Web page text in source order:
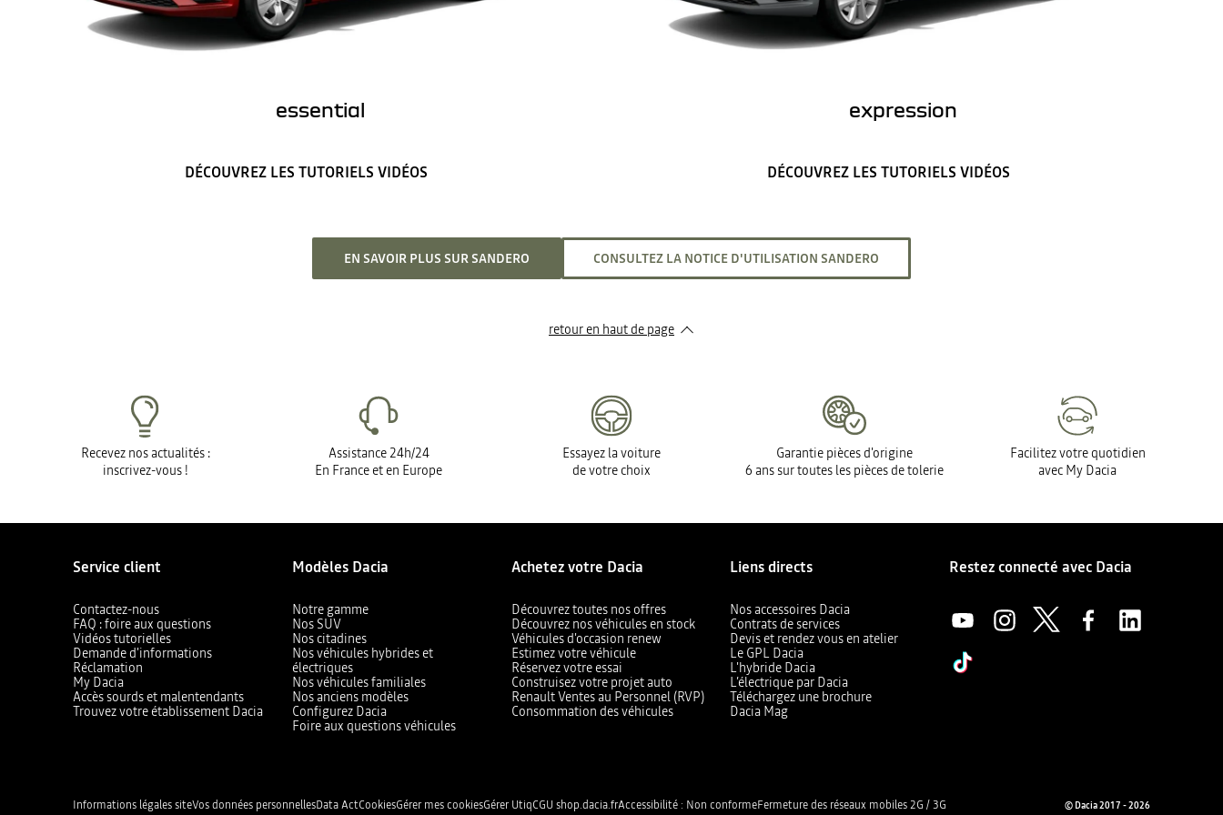
essential
DÉCOUVREZ LES TUTORIELS VIDÉOS
expression
DÉCOUVREZ LES TUTORIELS VIDÉOS
EN SAVOIR PLUS SUR SANDERO CONSULTEZ LA NOTICE D'UTILISATION SANDERO
retour en haut de page​
Recevez nos actualités :
inscrivez-vous !
Assistance 24h/24
En France et en Europe
Essayez la voiture
de votre choix
Garantie pièces d'origine
6 ans sur toutes les pièces de tolerie
Facilitez votre quotidien
avec My Dacia
Service client
Contactez-nous
FAQ : foire aux questions
Vidéos tutorielles
Demande d'informations
Réclamation
My Dacia
Accès sourds et malentendants
Trouvez votre établissement Dacia
Modèles Dacia
Notre gamme
Nos SUV
Nos citadines
Nos véhicules hybrides et
électriques
Nos véhicules familiales
Nos anciens modèles
Configurez Dacia
Foire aux questions véhicules
Achetez votre Dacia
Découvrez toutes nos offres
Découvrez nos véhicules en stock
Véhicules d'occasion renew
Estimez votre véhicule
Réservez votre essai
Construisez votre projet auto
Renault Ventes au Personnel (RVP)
Consommation des véhicules
Liens directs
Nos accessoires Dacia
Contrats de services
Devis et rendez vous en atelier
Le GPL Dacia
L'hybride Dacia
L’électrique par Dacia
Téléchargez une brochure
Dacia Mag
Restez connecté avec Dacia
Informations légales siteVos données personnellesData ActCookiesGérer mes cookiesGérer UtiqCGU shop.dacia.frAccessibilité : Non conformeFermeture des réseaux mobiles 2G / 3G © Dacia 2017 - 2026